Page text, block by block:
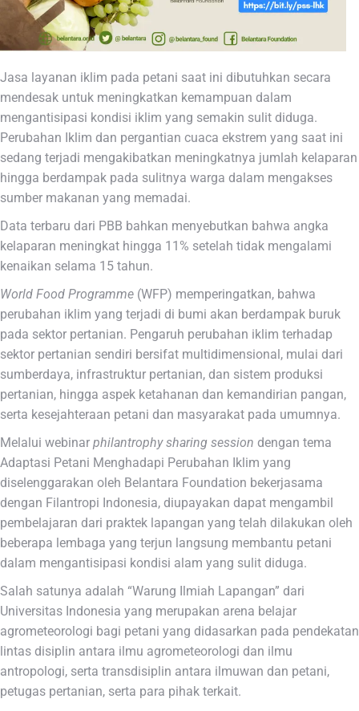
Jasa layanan iklim pada petani saat ini dibutuhkan secara
mendesak untuk meningkatkan kemampuan dalam
mengantisipasi kondisi iklim yang semakin sulit diduga.
Perubahan Iklim dan pergantian cuaca ekstrem yang saat ini
sedang terjadi mengakibatkan meningkatnya jumlah kelaparan
hingga berdampak pada sulitnya warga dalam mengakses
sumber makanan yang memadai.
Data terbaru dari PBB bahkan menyebutkan bahwa angka
kelaparan meningkat hingga 11% setelah tidak mengalami
kenaikan selama 15 tahun.
World Food Programme (WFP) memperingatkan, bahwa
perubahan iklim yang terjadi di bumi akan berdampak buruk
pada sektor pertanian. Pengaruh perubahan iklim terhadap
sektor pertanian sendiri bersifat multidimensional, mulai dari
sumberdaya, infrastruktur pertanian, dan sistem produksi
pertanian, hingga aspek ketahanan dan kemandirian pangan,
serta kesejahteraan petani dan masyarakat pada umumnya.
Melalui webinar philantrophy sharing session dengan tema
Adaptasi Petani Menghadapi Perubahan Iklim yang
diselenggarakan oleh Belantara Foundation bekerjasama
dengan Filantropi Indonesia, diupayakan dapat mengambil
pembelajaran dari praktek lapangan yang telah dilakukan oleh
beberapa lembaga yang terjun langsung membantu petani
dalam mengantisipasi kondisi alam yang sulit diduga.
Salah satunya adalah “Warung Ilmiah Lapangan” dari
Universitas Indonesia yang merupakan arena belajar
agrometeorologi bagi petani yang didasarkan pada pendekatan
lintas disiplin antara ilmu agrometeorologi dan ilmu
antropologi, serta transdisiplin antara ilmuwan dan petani,
petugas pertanian, serta para pihak terkait.